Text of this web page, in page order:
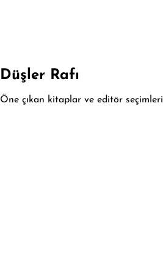
Düşler Rafı
Öne çıkan kitaplar ve editör seçimleri